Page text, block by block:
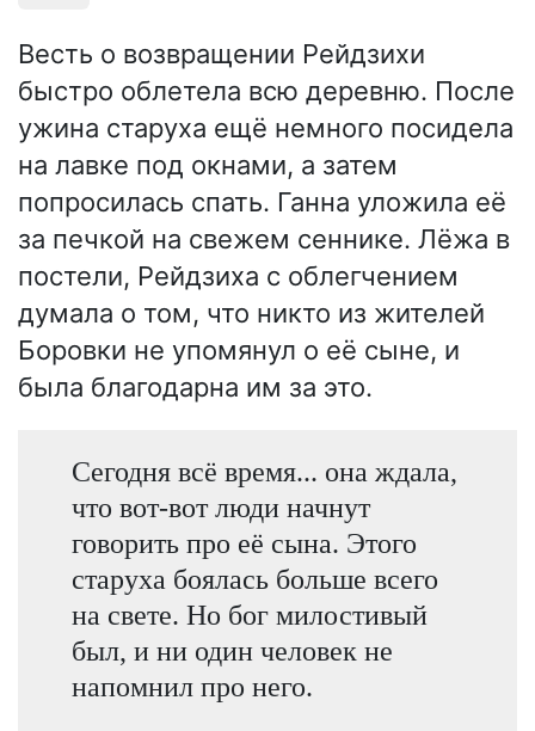
Весть о возвращении Рейдзихи
быстро облетела всю деревню. После
ужина старуха ещё немного посидела
на лавке под окнами, а затем
попросилась спать. Ганна уложила её
за печкой на свежем сеннике. Лёжа в
постели, Рейдзиха с облегчением
думала о том, что никто из жителей
Боровки не упомянул о её сыне, и
была благодарна им за это.
Сегодня всё время... она ждала,
что вот-вот люди начнут
говорить про её сына. Этого
старуха боялась больше всего
на свете. Но бог милостивый
был, и ни один человек не
напомнил про него.